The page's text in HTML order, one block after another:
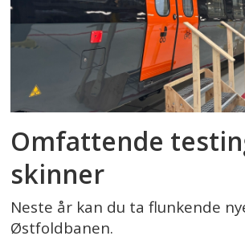
Omfattende
skinner
Neste år kan du ta flunkende
Østfoldbanen.